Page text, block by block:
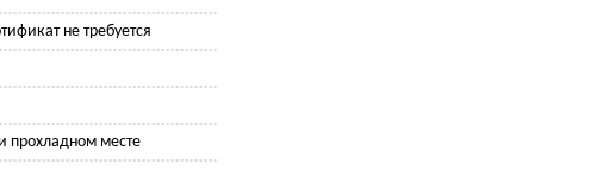
не требуется
прохладном месте